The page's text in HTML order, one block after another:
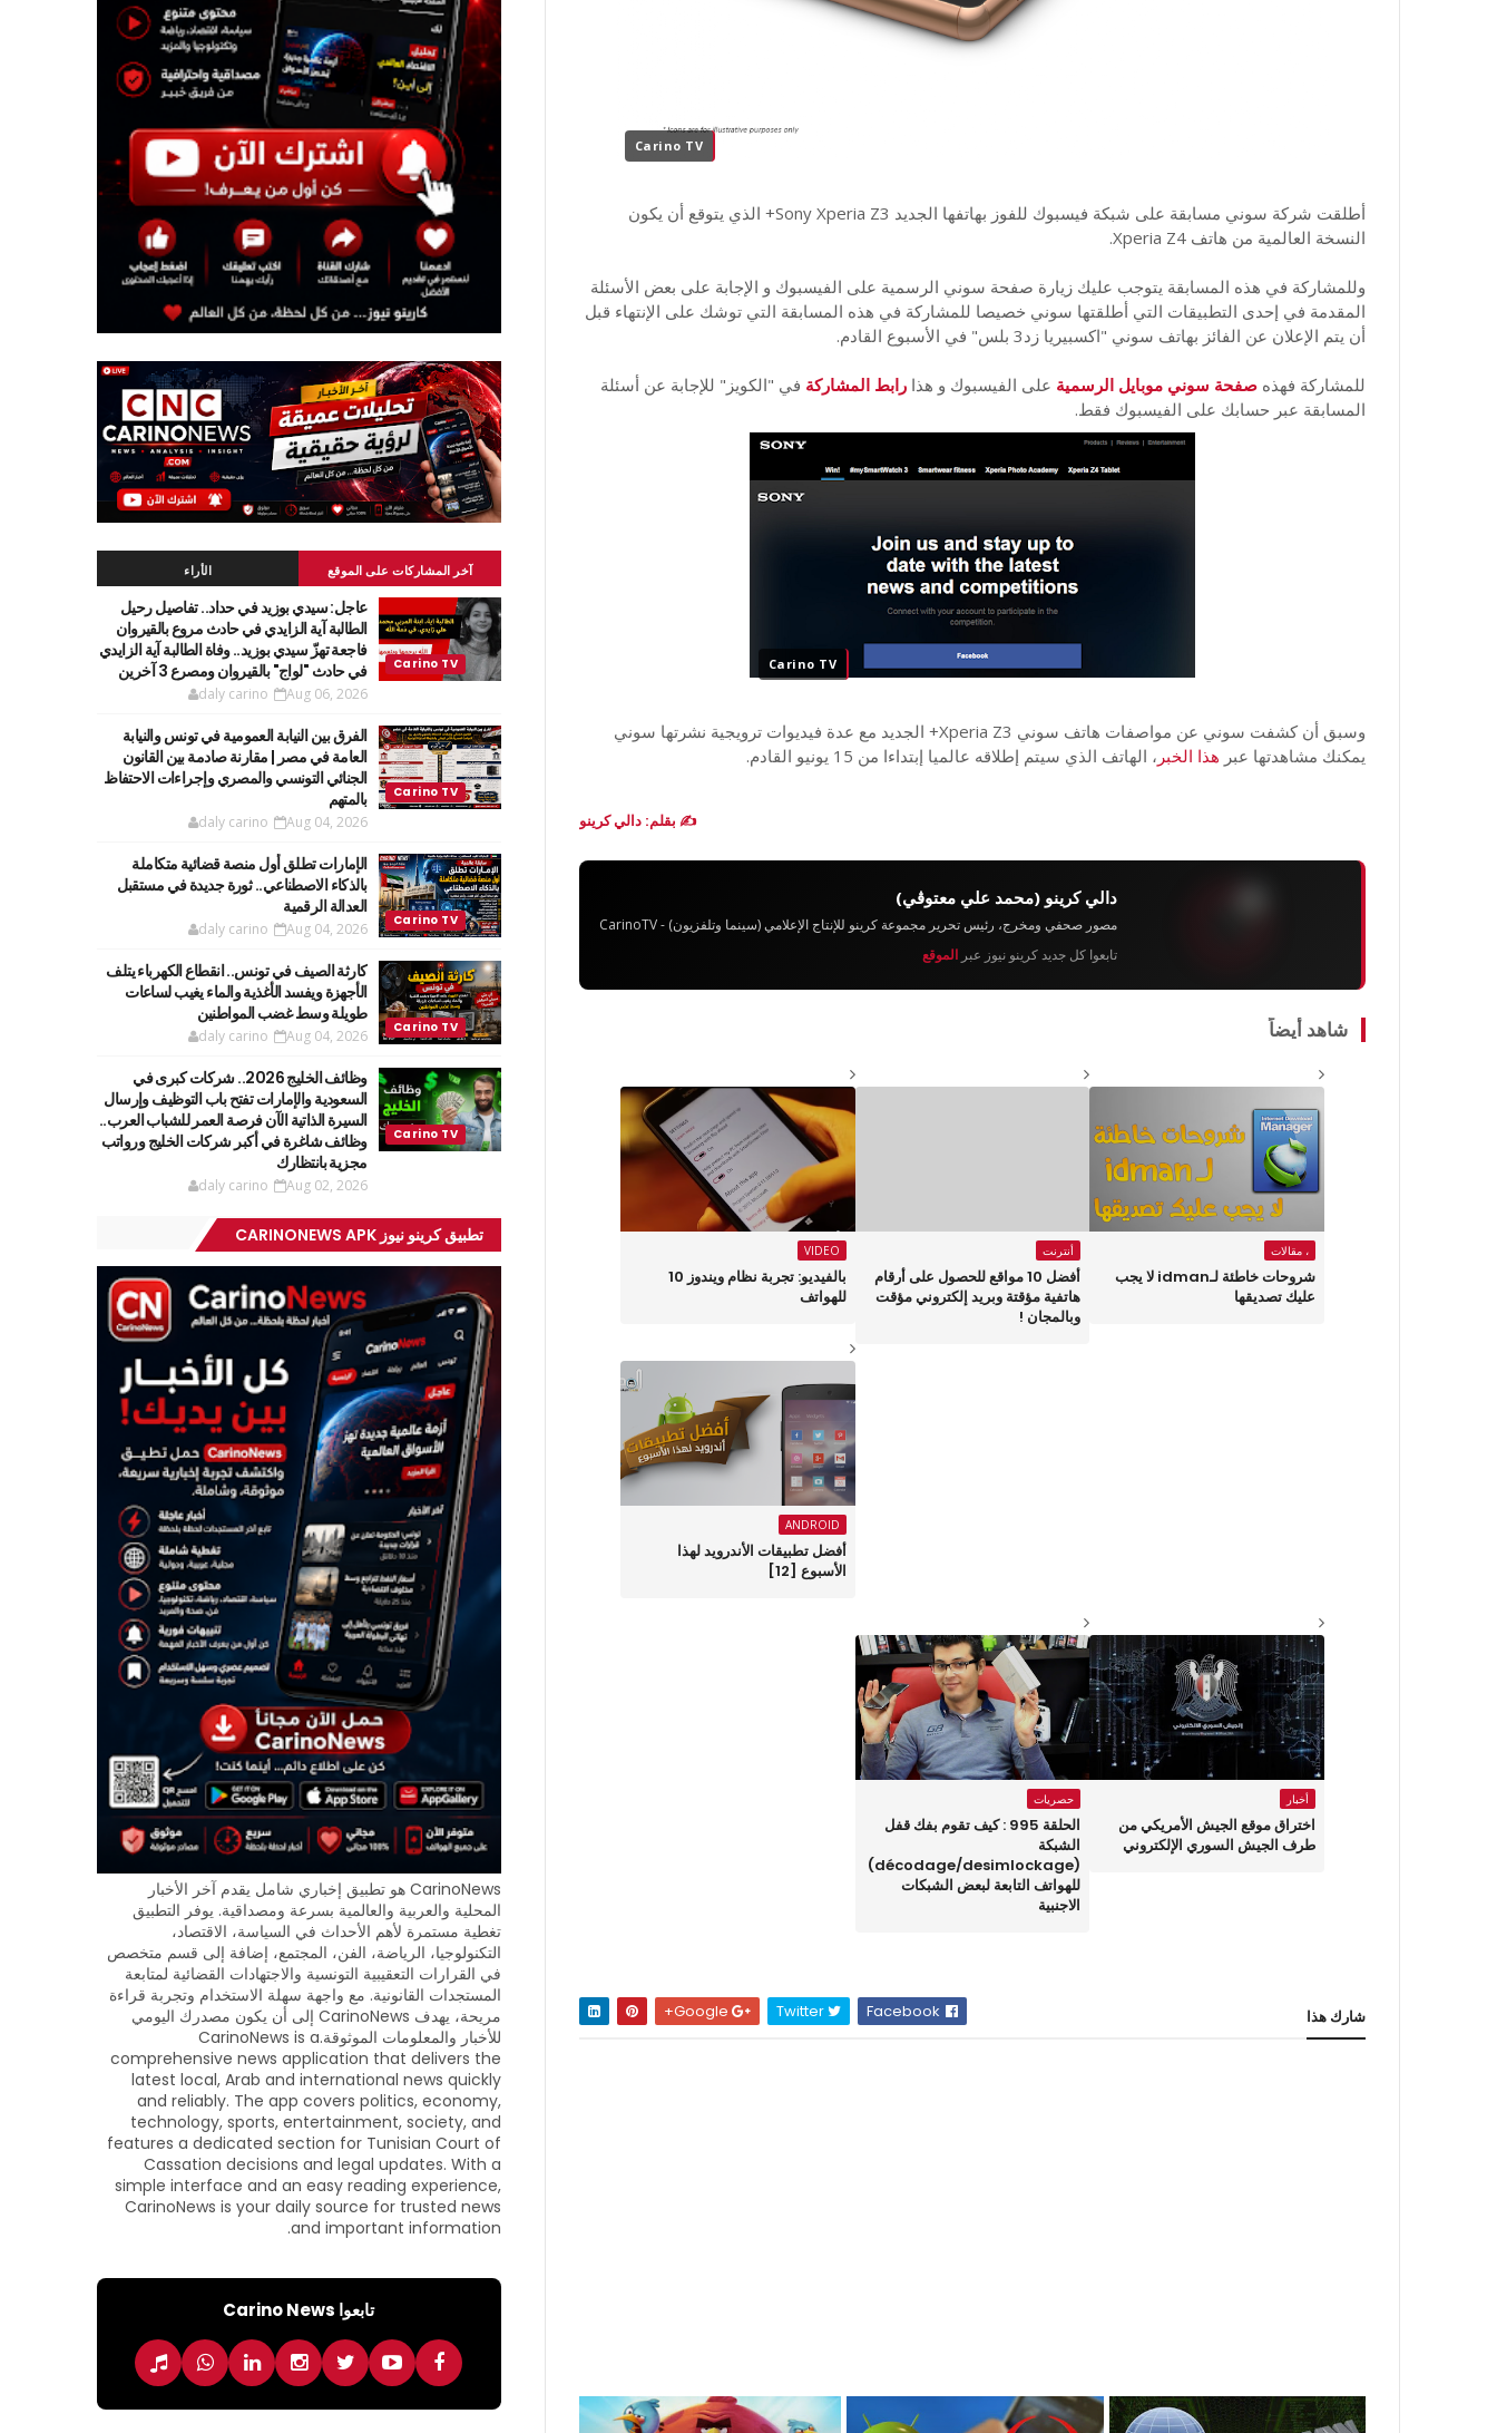
Carino TV
أطلقت شركة سوني مسابقة على شبكة فيسبوك للفوز بهاتفها الجديد Sony Xperia Z3+ الذي يتوقع أن يكون
النسخة العالمية من هاتف Xperia Z4.
وللمشاركة في هذه المسابقة يتوجب عليك زيارة صفحة سوني الرسمية على الفيسبوك و الإجابة على بعض الأسئلة
المقدمة في إحدى التطبيقات التي أطلقتها سوني خصيصا للمشاركة في هذه المسابقة التي توشك على الإنتهاء قبل
أن يتم الإعلان عن الفائز بهاتف سوني "اكسبيريا زد3 بلس" في الأسبوع القادم.
للمشاركة فهذه صفحة سوني موبايل الرسمية على الفيسبوك و هذا رابط المشاركة في "الكويز" للإجابة عن أسئلة
المسابقة عبر حسابك على الفيسبوك فقط.
Carino TV
وسبق أن كشفت سوني عن مواصفات هاتف سوني Xperia Z3+ الجديد مع عدة فيديوات ترويجية نشرتها سوني
يمكنك مشاهدتها عبر هذا الخبر ، الهاتف الذي سيتم إطلاقه عالميا إبتداءا من 15 يونيو القادم.
✍️ بقلم: دالي كرينو
دالي كرينو (محمد علي معتوڨي)
مصور صحفي ومخرج، رئيس تحرير مجموعة كرينو للإنتاج الإعلامي (سينما وتلفزيون) - CarinoTV
تابعوا كل جديد كرينو نيوز عبرالموقع
شاهد أيضاً
، مقالات
شروحات خاطئة لـidman لا يجب
عليك تصديقها
أنترنت
أفضل 10 مواقع للحصول على أرقام
هاتفية مؤقتة وبريد إلكتروني مؤقت
وبالمجان !
VIDEO
بالفيديو: تجربة نظام ويندوز 10
للهواتف
ANDROID
أفضل تطبيقات الأندرويد لهذا
الأسبوع ‏[12]
أخبار
اختراق موقع الجيش الأمريكي من
طرف الجيش السوري الإلكتروني
حصريات
الحلقة 995 : كيف تقوم بفك قفل
الشبكة
(décodage/desimlockage)
للهواتف التابعة لبعض الشبكات
الاجنبية
شارك هذا Twitter
آخر المشاركات على الموقع الأراء
عاجل: سيدي بوزيد في حداد.. تفاصيل رحيل
الطالبة آية الزايدي في حادث مروع بالقيروان
فاجعة تهزّ سيدي بوزيد.. وفاة الطالبة آية الزايدي
في حادث "لواج" بالقيروان ومصرع 3 آخرين
daly carino Aug 06, 2026
الفرق بين النيابة العمومية في تونس والنيابة
العامة في مصر | مقارنة صادمة بين القانون
الجنائي التونسي والمصري وإجراءات الاحتفاظ
بالمتهم
daly carino Aug 04, 2026
الإمارات تطلق أول منصة قضائية متكاملة
بالذكاء الاصطناعي.. ثورة جديدة في مستقبل
العدالة الرقمية
daly carino Aug 04, 2026
كارثة الصيف في تونس.. انقطاع الكهرباء يتلف
الأجهزة ويفسد الأغذية والماء يغيب لساعات
طويلة وسط غضب المواطنين
daly carino Aug 04, 2026
وظائف الخليج 2026.. شركات كبرى في
السعودية والإمارات تفتح باب التوظيف وإرسال
السيرة الذاتية الآن فرصة العمر للشباب العرب..
وظائف شاغرة في أكبر شركات الخليج ورواتب
مجزية بانتظارك
daly carino Aug 02, 2026
تطبيق كرينو نيوز CARINONEWS APK
CarinoNews هو تطبيق إخباري شامل يقدم آخر الأخبار
المحلية والعربية والعالمية بسرعة ومصداقية. يوفر التطبيق
تغطية مستمرة لأهم الأحداث في السياسة، الاقتصاد،
التكنولوجيا، الرياضة، الفن، المجتمع، إضافة إلى قسم متخصص
في القرارات التعقيبية التونسية والاجتهادات القضائية لمتابعة
المستجدات القانونية. مع واجهة سهلة الاستخدام وتجربة قراءة
مريحة، يهدف CarinoNews إلى أن يكون مصدرك اليومي
للأخبار والمعلومات الموثوقة.CarinoNews is a
comprehensive news application that delivers the
latest local, Arab and international news quickly
and reliably. The app covers politics, economy,
technology, sports, entertainment, society, and
features a dedicated section for Tunisian Court of
Cassation decisions and legal updates. With a
simple interface and an easy reading experience,
CarinoNews is your daily source for trusted news
and important information.
تابعوا Carino News